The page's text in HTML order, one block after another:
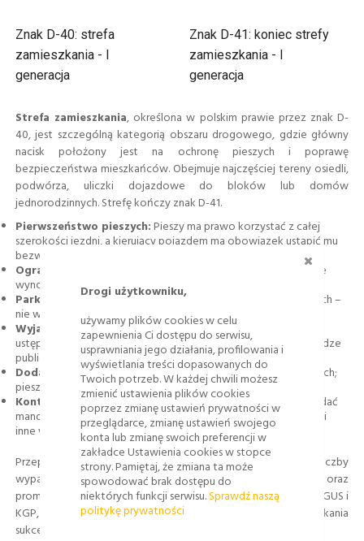
Drogi użytkowniku,
używamy plików cookies w celu
zapewnienia Ci dostępu do serwisu,
usprawniania jego działania, profilowania i
wyświetlania treści dopasowanych do
Twoich potrzeb. W każdej chwili możesz
zmienić ustawienia plików cookies
poprzez zmianę ustawień prywatności w
przeglądarce, zmianę ustawień swojego
konta lub zmianę swoich preferencji w
zakładce Ustawienia cookies w stopce
strony. Pamiętaj, że zmiana ta może
spowodować brak dostępu do
niektórych funkcji serwisu.Sprawdź naszą
politykę prywatności
Znak D-40: strefa
zamieszkania - I
generacja
Znak D-41: koniec strefy
zamieszkania - I
generacja
Strefa zamieszkania, określona w polskim prawie przez znak D-
40, jest szczególną kategorią obszaru drogowego, gdzie główny
nacisk położony jest na ochronę pieszych i poprawę
bezpieczeństwa mieszkańców. Obejmuje najczęściej tereny osiedli,
podwórza, uliczki dojazdowe do bloków lub domów
jednorodzinnych. Strefę kończy znak D-41.
Pierwszeństwo pieszych:Pieszy ma prawo korzystać z całej
szerokości jezdni, a kierujący pojazdem ma obowiązek ustąpić mu
bezwzględnego pierwszeństwa.
Ograniczenie prędkości: Maksymalna prędkość w całej strefie
wynosi 20 km/h.
Parkowanie:Dozwolone wyłącznie w miejscach wyznaczonych –
nie wolno parkować wzdłuż chodnika bez oznaczenia.
Wyjazd ze strefy:Wyjeżdżając na drogę publiczną, zawsze
ustępujesz pierwszeństwa wszystkim uczestnikom ruchu na drodze
publicznej.
Dodatkowe regulacje:Brak wyznaczonych przejść dla pieszych;
pieszy może przechodzić w dowolnym miejscu.
Kontrola i egzekwowanie:Policja i straż miejska mogą nakładać
mandaty za przekroczenie prędkości, niewłaściwe parkowanie i
inne wykroczenia.
Przepisom tym przyświeca nadrzędny cel – minimalizacja liczby
wypadków, poprawa komfortu życia mieszkańców oraz
promowanie zrównoważonego transportu. Jak pokazują dane GUS i
KGP, liczba zdarzeń z udziałem pieszych w strefach zamieszkania
sukcesywnie spada od kilku lat.